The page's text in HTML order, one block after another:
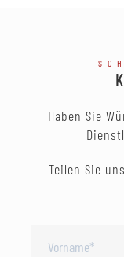
Haben Sie
Teilen Sie